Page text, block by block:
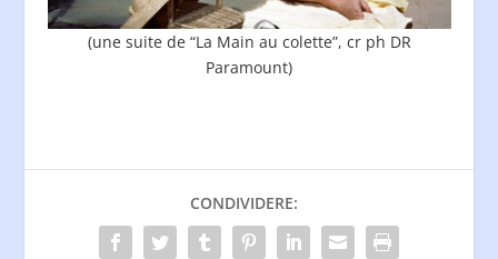
(une suite de “La Main au colette”, cr ph DR
Paramount)
CONDIVIDERE: